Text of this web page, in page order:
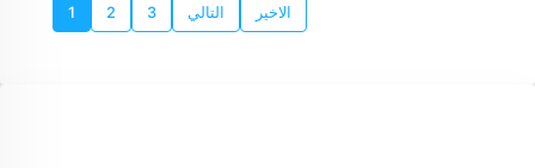
1 2 3 التالي الاخير